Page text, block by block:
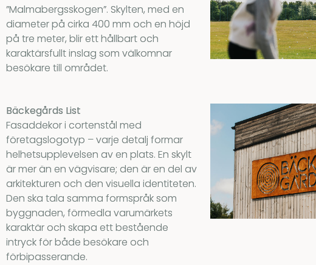
”Malmabergsskogen”. Skylten, med en
diameter på cirka 400 mm och en höjd
på tre meter, blir ett hållbart och
karaktärsfullt inslag som välkomnar
besökare till området.
Bäckegårds List
Fasaddekor i cortenstål med
företagslogotyp – varje detalj formar
helhetsupplevelsen av en plats. En skylt
är mer än en vägvisare; den är en del av
arkitekturen och den visuella identiteten.
Den ska tala samma formspråk som
byggnaden, förmedla varumärkets
karaktär och skapa ett bestående
intryck för både besökare och
förbipasserande.